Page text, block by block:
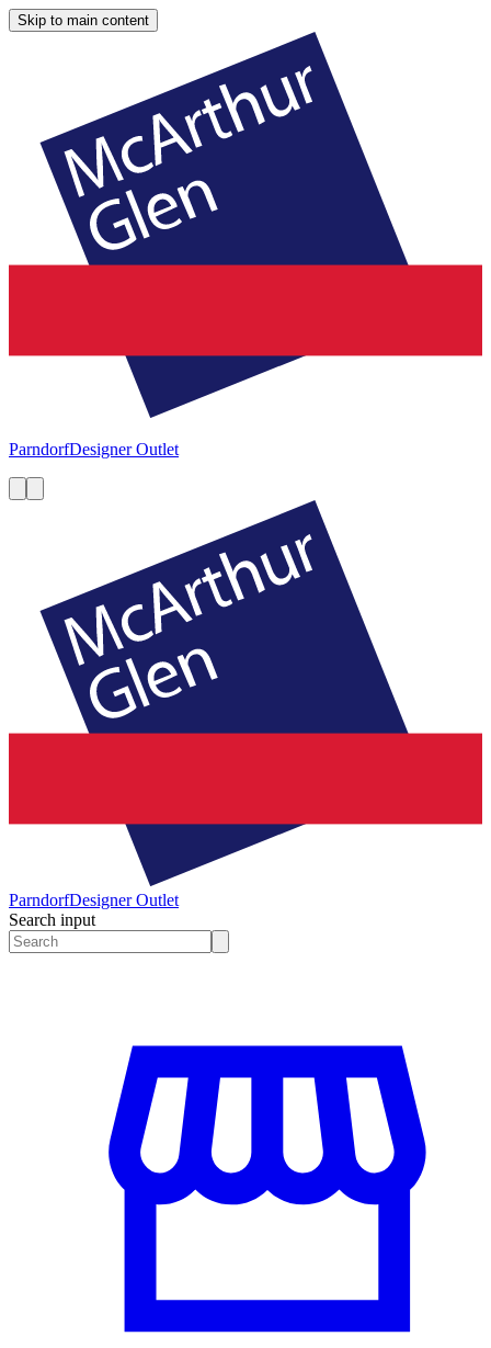
Skip to main content
ParndorfDesigner Outlet
ParndorfDesigner Outlet
Search input